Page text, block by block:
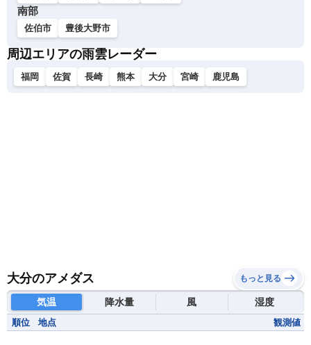
南部
佐伯市 豊後大野市
周辺エリアの雨雲レーダー
福岡 佐賀 長崎 熊本 大分 宮崎 鹿児島
大分のアメダス もっと見る
気温 降水量 風 湿度
順位 地点 観測値